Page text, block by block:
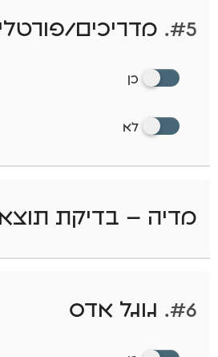
#5. מדריכים/
כן
לא
מדיה – בדיקת
#6. גוגל אדס